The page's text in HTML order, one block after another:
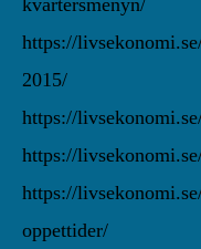
kvartersmenyn/
https://
2015/
https://
https://
https://
oppettider/